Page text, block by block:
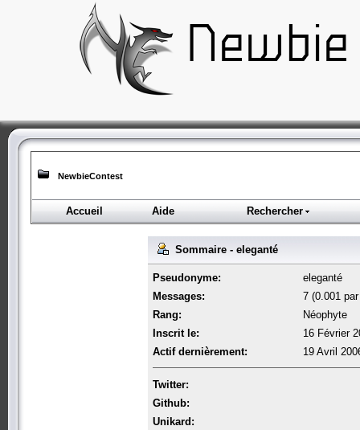
NewbieContest
Accueil Aide Rechercher
Sommaire - eleganté
Pseudonyme:
eleganté
Messages:
7 (0.001
Rang:
Néophyte
Inscrit le:
16 Février
Actif dernièrement:
19 Avril
Twitter:
Github:
Unikard: